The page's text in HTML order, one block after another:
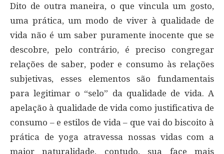
Dito de outra maneira, o que vincula um gosto,
uma prática, um modo de viver à qualidade de
vida não é um saber puramente inocente que se
descobre, pelo contrário, é preciso congregar
relações de saber, poder e consumo às relações
subjetivas, esses elementos são fundamentais
para legitimar o “selo” da qualidade de vida. A
apelação à qualidade de vida como justificativa de
consumo – e estilos de vida – que vai do biscoito à
prática de yoga atravessa nossas vidas com a
maior naturalidade, contudo, sua face mais